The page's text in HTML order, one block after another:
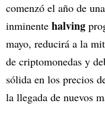
comenzó el año de
inminente halving
mayo, reducirá a la
de criptomonedas y
sólida en los precios
la llegada de nuevos